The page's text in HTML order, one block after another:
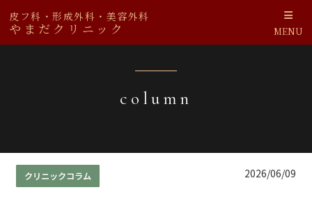
皮フ科・形成外科・美容外科
やまだクリニック MENU
column
クリニックコラム 2026/06/09